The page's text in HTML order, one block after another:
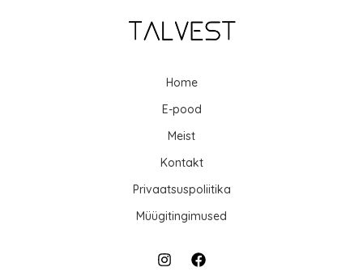
Home
E-pood
Meist
Kontakt
Privaatsuspoliitika
Müügitingimused